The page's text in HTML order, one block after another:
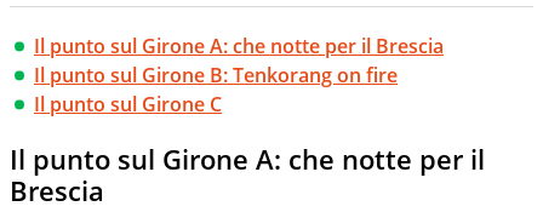
Il punto sul Girone A: che notte per il Brescia
Il punto sul Girone B: Tenkorang on fire
Il punto sul Girone C
Il punto sul Girone A: che notte per il
Brescia